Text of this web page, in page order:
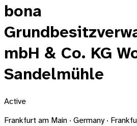
bona
mbH & Co. KG
Sandelmühle
Active
Frankfurt am Main · Germany ·